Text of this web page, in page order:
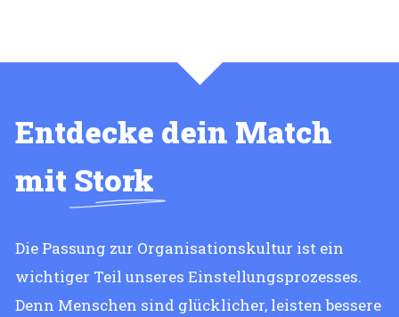
Entdecke dein Match
mit Stork
Die Passung zur Organisationskultur ist ein
wichtiger Teil unseres Einstellungsprozesses.
Denn Menschen sind glücklicher, leisten bessere